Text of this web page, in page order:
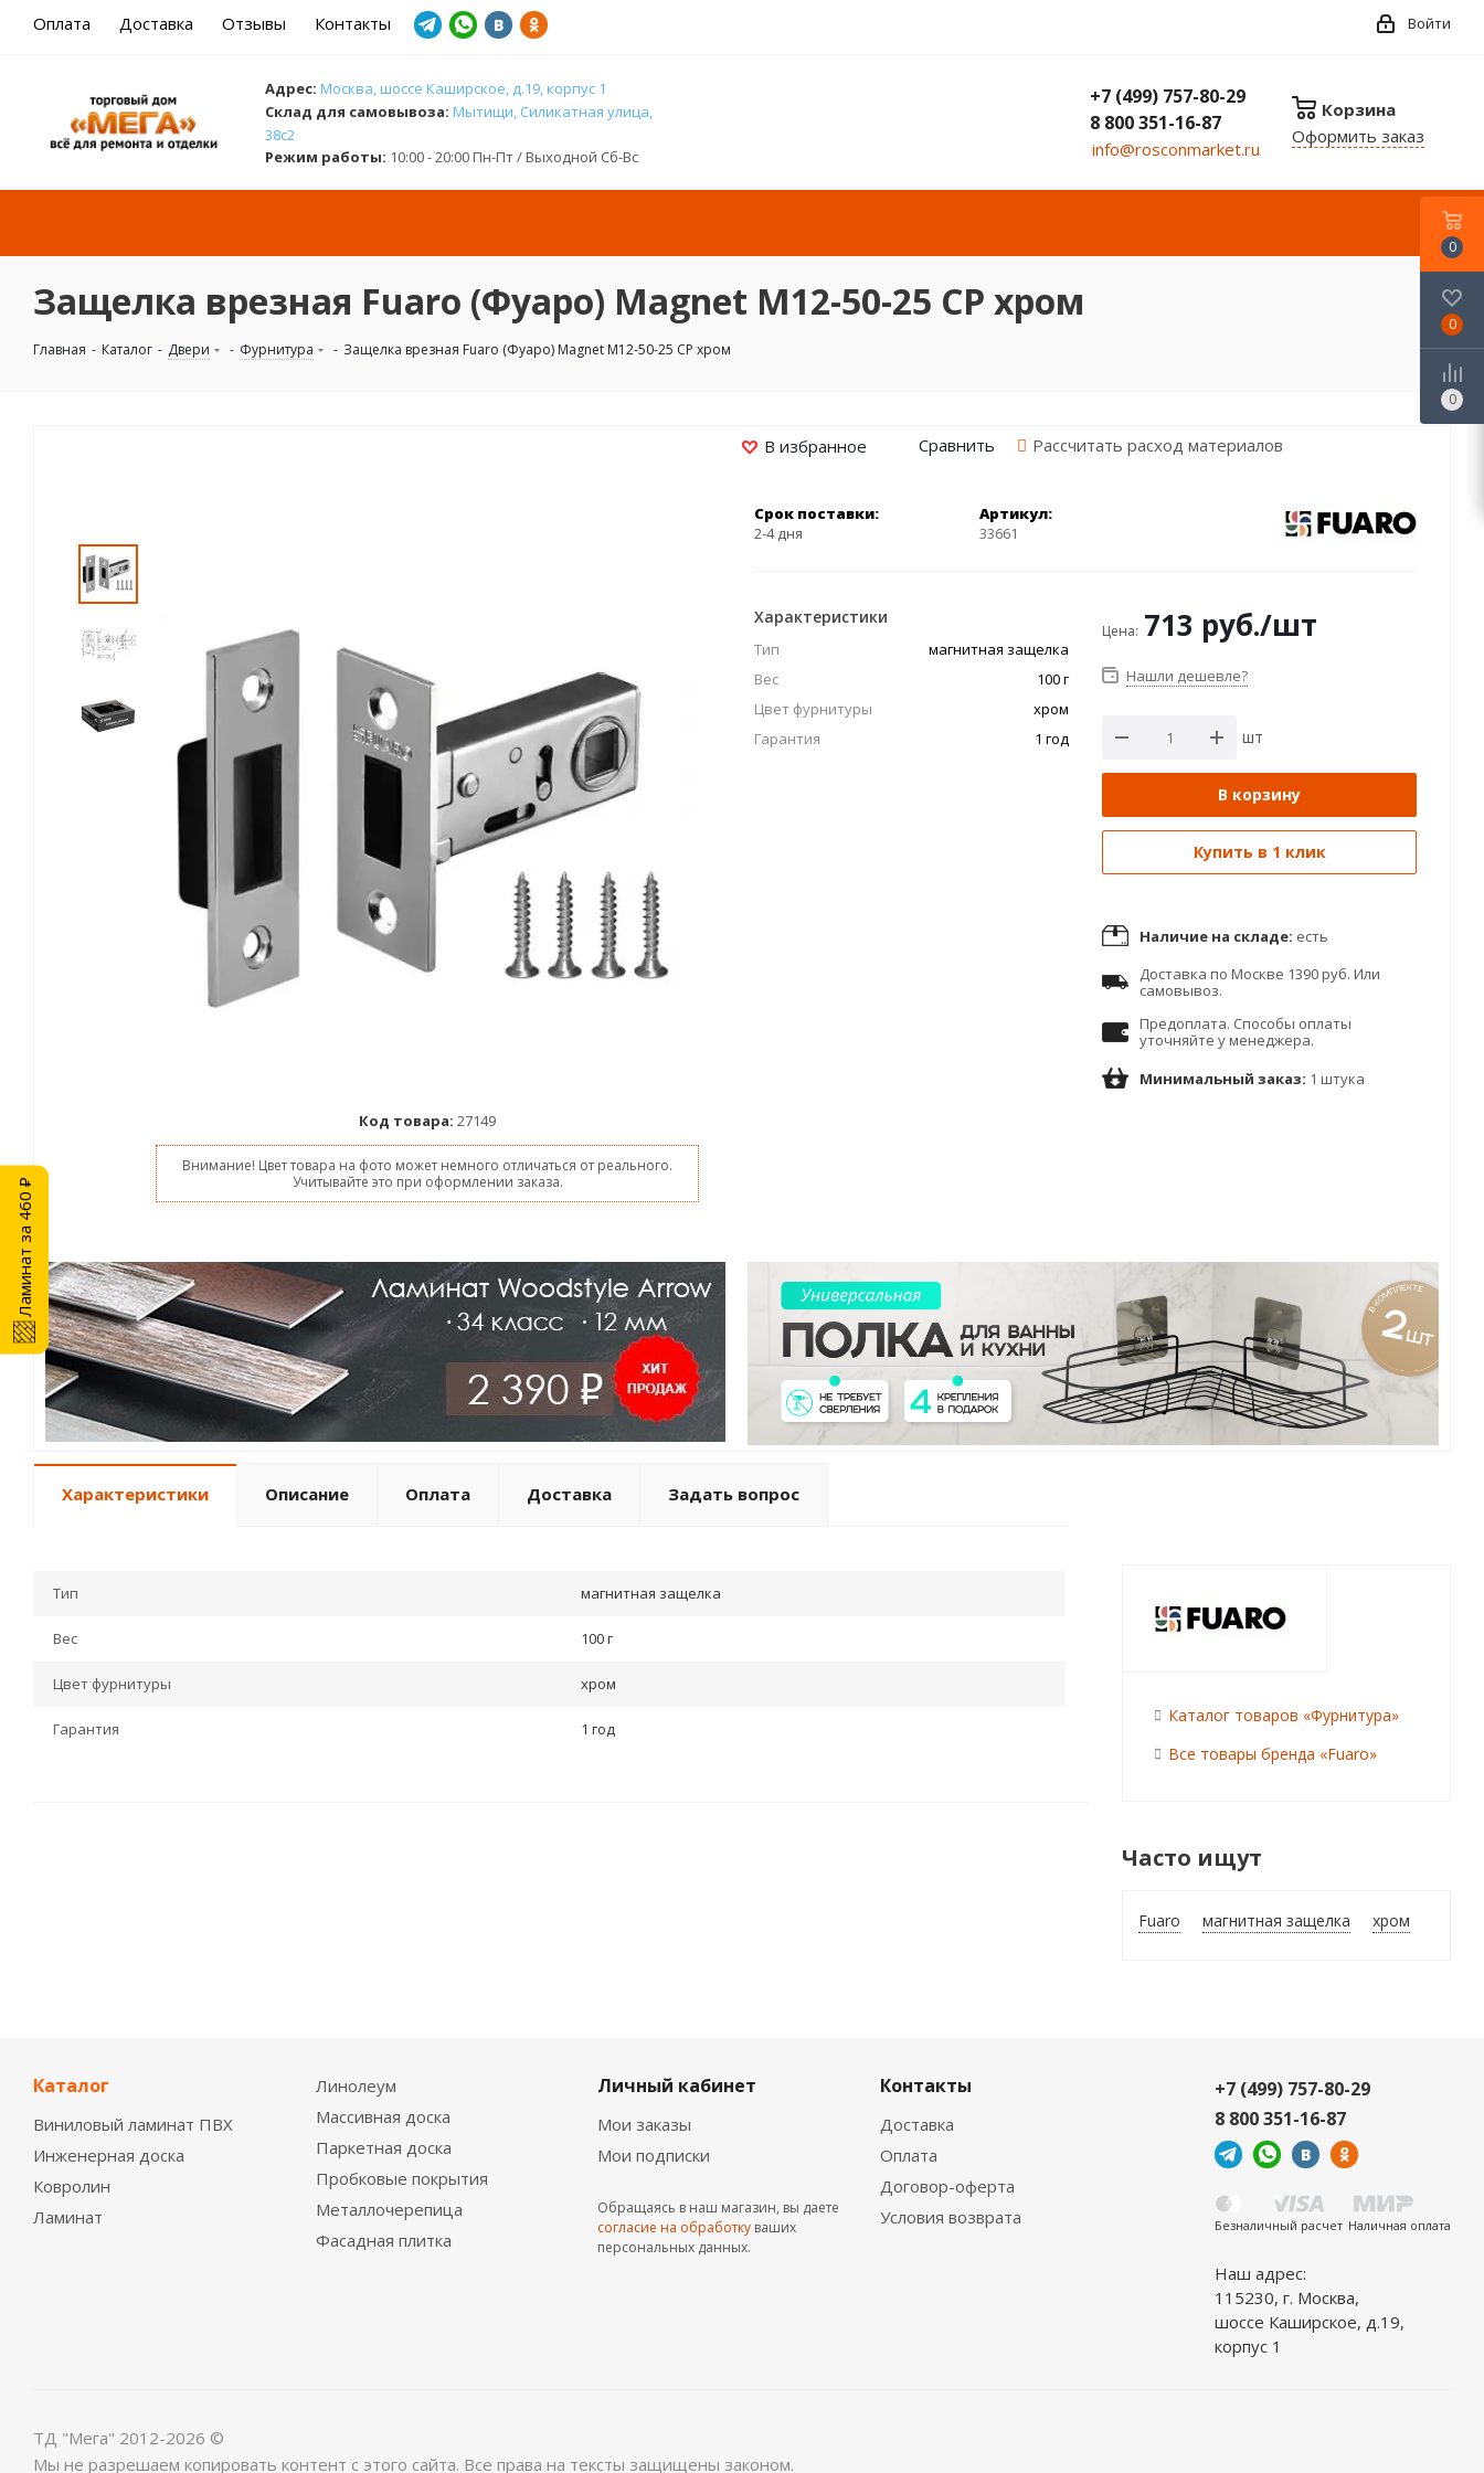
Оплата Доставка Отзывы Контакты Войти
Адрес: Москва, шоссе Каширское, д.19, корпус 1
Cклад для самовывоза: Мытищи, Силикатная улица,
38с2
Режим работы: 10:00 - 20:00 Пн-Пт / Выходной Сб-Вс
+7 (499) 757-80-29
8 800 351-16-87
info@rosconmarket.ru
Корзина
Оформить заказ
Защелка врезная Fuaro (Фуаро) Magnet M12-50-25 CP хром
Главная - Каталог - Двери - Фурнитура - Защелка врезная Fuaro (Фуаро) Magnet M12-50-25 CP хром
Код товара: 27149
Внимание! Цвет товара на фото может немного отличаться от реального.
Учитывайте это при оформлении заказа.
Рассчитать расход материалов
Срок поставки:
2-4 дня
Артикул:
33661
Характеристики
Тип
магнитная защелка
Вес
100 г
Цвет фурнитуры
хром
Гарантия
1 год
Цена: 713 руб./шт
Нашли дешевле?
шт
В корзину
Купить в 1 клик
Наличие на складе: есть
Доставка по Москве 1390 руб. Или
самовывоз.
Предоплата. Способы оплаты
уточняйте у менеджера.
Минимальный заказ: 1 штука
Характеристики Описание Оплата Доставка Задать вопрос
Тип магнитная защелка
Вес 100 г
Цвет фурнитуры хром
Гарантия 1 год
Каталог товаров «Фурнитура»
Все товары бренда «Fuaro»
Часто ищут
Fuaro магнитная защелка хром
Каталог
Виниловый ламинат ПВХ
Инженерная доска
Ковролин
Ламинат
Линолеум
Массивная доска
Паркетная доска
Пробковые покрытия
Металлочерепица
Фасадная плитка
Личный кабинет
Мои заказы
Мои подписки
Обращаясь в наш магазин, вы даете
согласие на обработку ваших
персональных данных.
Контакты
Доставка
Оплата
Договор-оферта
Условия возврата
+7 (499) 757-80-29
8 800 351-16-87
Безналичный расчет Наличная оплата
Наш адрес:
115230, г. Москва,
шоссе Каширское, д.19,
корпус 1
ТД "Мега" 2012-2026 ©
Мы не разрешаем копировать контент с этого сайта. Все права на тексты защищены законом.
0
0
0
Ламинат за 460 ₽